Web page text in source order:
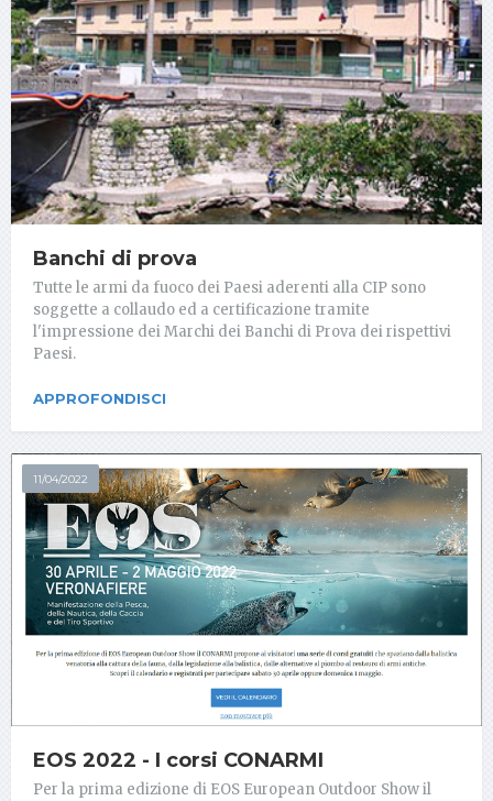
Banchi di prova
Tutte le armi da fuoco dei Paesi aderenti alla CIP sono
soggette a collaudo ed a certificazione tramite
l'impressione dei Marchi dei Banchi di Prova dei rispettivi
Paesi.
APPROFONDISCI
11/04/2022
EOS 2022 - I corsi CONARMI
Per la prima edizione di EOS European Outdoor Show il